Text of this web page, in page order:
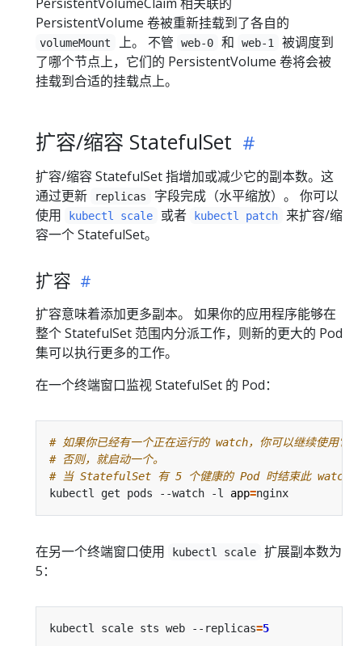
PersistentVolume 卷被重新挂载到了各自的
volumeMount 上。 不管 web-0 和 web-1
被调度到
了哪个节点上，它们的 PersistentVolume 卷将会被
挂载到合适的挂载点上。
扩容/缩容 StatefulSet
扩容/缩容 StatefulSet 指增加或减少它的副本数。这
通过更新
replicas
字段完成（水平缩放）。 你可以
使用
kubectl scale 或者 kubectl patch
来扩容/缩
容一个 StatefulSet。
扩容
扩容意味着添加更多副本。 如果你的应用程序能够在
整个 StatefulSet 范围内分派工作，则新的更大的 Pod
集可以执行更多的工作。
在一个终端窗口监视 StatefulSet 的 Pod：
# 如果你已经有一个正在运行的 watch，你可以继续使用它。
# 否则，就启动一个。
# 当 StatefulSet 有 5 个健康的 Pod 时结束此 watch
kubectl get pods --watch -l app=
在另一个终端窗口使用 kubectl scale
扩展副本数为
5：
kubectl scale sts web --replicas=5